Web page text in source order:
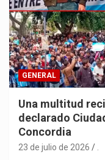
GENERAL
Una multitud
declarado
Concordia
23 de julio de 2026